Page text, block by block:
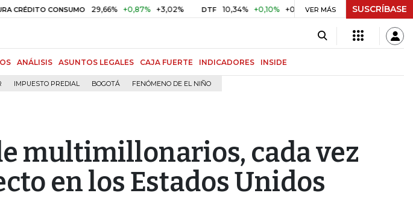
CONSUMO 29,66% +0,87% +3,02% DTF 10,34% +0,10% +0,98% UVR $ 416,81 +$ 0,05 +0,01%
VER MÁS SUSCRÍBASE
ANÁLISIS ASUNTOS LEGALES CAJA FUERTE INDICADORES INSIDE
IMPUESTO PREDIAL BOGOTÁ FENÓMENO DE EL NIÑO
multimillonarios, cada vez
en los Estados Unidos